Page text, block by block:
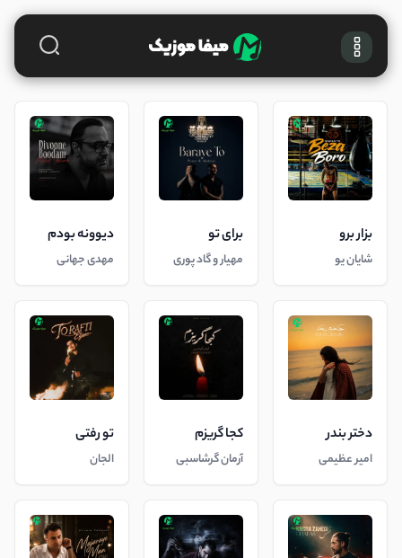
بزار برو
شایان یو
برای تو
مهیار و گاد پوری
دیوونه بودم
مهدی جهانی
دختر بندر
امیر عظیمی
کجا گریزم
آرمان گرشاسبی
تو رفتی
الجان